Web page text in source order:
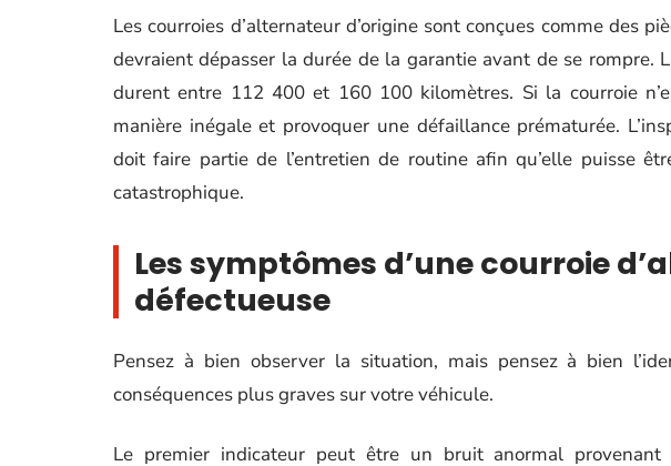
Les courroies d’alternateur d’origine sont conçues comme des
devraient dépasser la durée de la garantie avant de se rompre.
durent entre 112 400 et 160 100 kilomètres. Si la courroie
manière inégale et provoquer une défaillance prématurée.
doit faire partie de l’entretien de routine afin qu’elle puisse
catastrophique.
Les symptômes d’une courroie
défectueuse
Pensez à bien observer la situation, mais pensez à bien
conséquences plus graves sur votre véhicule.
Le premier indicateur peut être un bruit anormal